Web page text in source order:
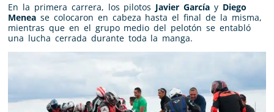
En la primera carrera, los pilotos Javier García y Diego
Menea se colocaron en cabeza hasta el final de la misma,
mientras que en el grupo medio del pelotón se entabló
una lucha cerrada durante toda la manga.